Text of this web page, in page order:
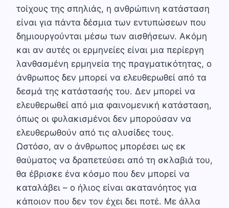
τοίχους της σπηλιάς, η ανθρώπινη κατάσταση
είναι για πάντα δέσμια των εντυπώσεων που
δημιουργούνται μέσω των αισθήσεων. Ακόμη
και αν αυτές οι ερμηνείες είναι μια περίεργη
λανθασμένη ερμηνεία της πραγματικότητας, ο
άνθρωπος δεν μπορεί να ελευθερωθεί από τα
δεσμά της κατάστασής του. Δεν μπορεί να
ελευθερωθεί από μια φαινομενική κατάσταση,
όπως οι φυλακισμένοι δεν μπορούσαν να
ελευθερωθούν από τις αλυσίδες τους.
Ωστόσο, αν ο άνθρωπος μπορέσει ως εκ
θαύματος να δραπετεύσει από τη σκλαβιά του,
θα έβρισκε ένα κόσμο που δεν μπορεί να
καταλάβει – ο ήλιος είναι ακατανόητος για
κάποιον που δεν τον έχει δει ποτέ. Με άλλα